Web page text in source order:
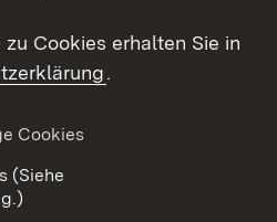
Erklärung zur
Cookies erhalten Sie in
.
Cookies
(Siehe